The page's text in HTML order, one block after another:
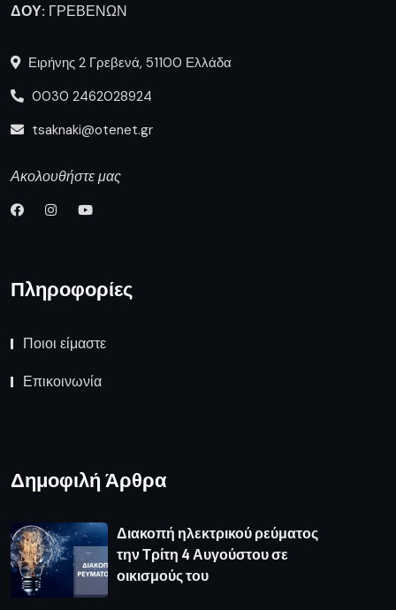
ΔΟΥ: ΓΡΕΒΕΝΩΝ
Ειρήνης 2 Γρεβενά, 51100 Ελλάδα
0030 2462028924
tsaknaki@otenet.gr
Ακολουθήστε μας
Πληροφορίες
Ποιοι είμαστε
Επικοινωνία
Δημοφιλή Άρθρα
Διακοπή ηλεκτρικού ρεύματος
την Τρίτη 4 Αυγούστου σε
οικισμούς του